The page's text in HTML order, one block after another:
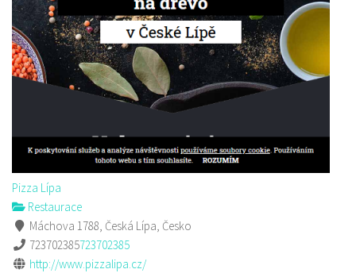
Pizza Lípa
Restaurace
Máchova 1788, Česká Lípa, Česko
723702385723702385
http://www.pizzalipa.cz/